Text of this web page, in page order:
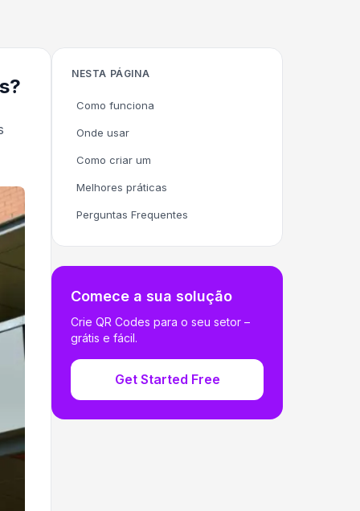
NESTA PÁGINA
Como funciona
Onde usar
Como criar um
Melhores práticas
Perguntas Frequentes
Comece a sua solução
Crie QR Codes para o seu setor –
grátis e fácil.
Get Started Free